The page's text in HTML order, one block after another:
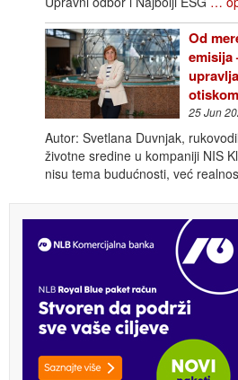
Od
emisija
otiskom
25 Jun
Autor: Svetlana Duvnjak,
životne sredine u kompaniji NIS
nisu tema budućnosti, već